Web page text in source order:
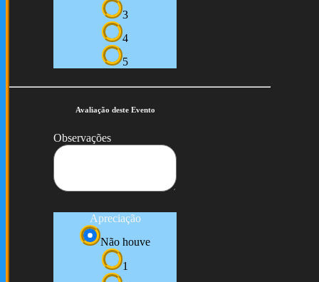
3
4
5
Avaliação deste Evento
Observações
Apreciação
Não houve
1